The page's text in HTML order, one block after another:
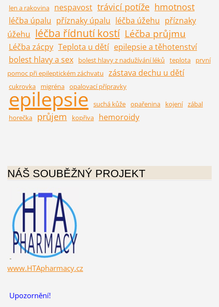
len a rakovina nespavost trávicí potíže hmotnost
léčba úpalu příznaky úpalu léčba úžehu příznaky
úžehu léčba řídnutí kostí Léčba průjmu
Léčba zácpy Teplota u dětí epilepsie a těhotenství
bolest hlavy a sex
bolest hlavy z nadužívání léků teplota
první
pomoc při epileptickém záchvatu
zástava dechu u dětí
cukrovka migréna opalovací přípravky
epilepsie suchá kůže opařenina kojení zábal
horečka
průjem kopřiva hemoroidy
NÁŠ SOUBĚŽNÝ PROJEKT
www.HTApharmacy.cz
Upozornění!